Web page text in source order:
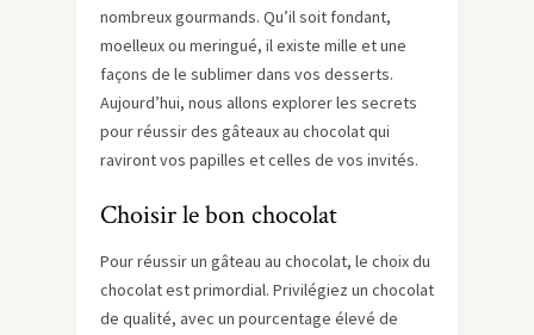
nombreux gourmands. Qu’il soit fondant,
moelleux ou meringué, il existe mille et une
façons de le sublimer dans vos desserts.
Aujourd’hui, nous allons explorer les secrets
pour réussir des gâteaux au chocolat qui
raviront vos papilles et celles de vos invités.
Choisir le bon chocolat
Pour réussir un gâteau au chocolat, le choix du
chocolat est primordial. Privilégiez un chocolat
de qualité, avec un pourcentage élevé de